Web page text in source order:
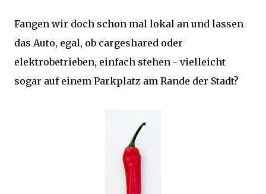
Fangen wir doch schon mal lokal an und lassen
das Auto, egal, ob cargeshared oder
elektrobetrieben, einfach stehen - vielleicht
sogar auf einem Parkplatz am Rande der Stadt?